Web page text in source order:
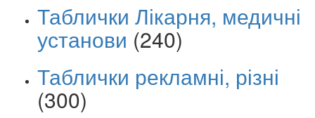
Таблички Лікарня, медичні
установи (240)
Таблички рекламні, різні
(300)